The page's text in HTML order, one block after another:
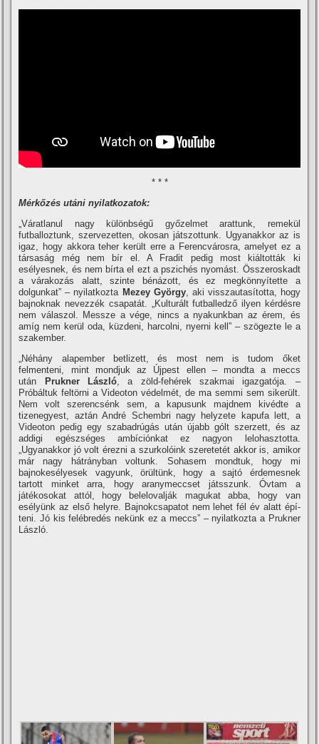
* * *
Mérkőzés utáni nyilatkozatok:
„Váratlanul nagy különbségű győzelmet arattunk, remekül
futballoztunk, szervezetten, okosan játszottunk. Ugyanakkor az is
igaz, hogy akkora teher került erre a Ferencvárosra, amelyet ez a
társaság még nem bí­r el. A Fradit pedig most kiáltották ki
esélyesnek, és nem bí­rta el ezt a pszichés nyomást. Összeroskadt
a várakozás alatt, szinte bénázott, és ez megkönnyí­tette a
dolgunkat” – nyilatkozta Mezey György, aki visszautasí­totta, hogy
bajnoknak nevezzék csapatát. „Kulturált futballedző ilyen kérdésre
nem válaszol. Messze a vége, nincs a nyakunkban az érem, és
amí­g nem kerül oda, küzdeni, harcolni, nyerni kell” – szögezte le a
szakember.
„Néhány alapember betlizett, és most nem is tudom őket
felmenteni, mint mondjuk az Újpest ellen – mondta a meccs
után
Prukner László, a zöld-fehérek szakmai igazgatója. –
Próbáltuk feltörni a Videoton védelmét, de ma semmi sem sikerült.
Nem volt szerencsénk sem, a kapusunk majdnem kivédte a
tizenegyest, aztán André Schembri nagy helyzete kapufa lett, a
Videoton pedig egy szabadrúgás után újabb gólt szerzett, és az
addigi egészséges ambí­ciónkat ez nagyon lelohasztotta.
„Ugyanakkor jó volt érezni a szurkolóink szeretetét akkor is, amikor
már nagy hátrányban voltunk. Sohasem mondtuk, hogy mi
bajnokesélyesek vagyunk, örültünk, hogy a sajtó érdemesnek
tartott minket arra, hogy aranymeccset játsszunk. Óvtam a
játékosokat attól, hogy belelovalják magukat abba, hogy van
esélyünk az első helyre. Bajnokcsapatot nem lehet fél év alatt épí­
teni. Jó kis felébredés nekünk ez a meccs” – nyilatkozta a Prukner
László.